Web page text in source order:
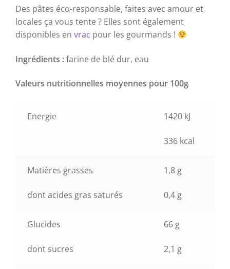
Des pâtes éco-responsable, faites avec amour et
locales ça vous tente ? Elles sont également
disponibles en vrac pour les gourmands !
Ingrédients :farine de blé dur, eau
Valeurs nutritionnelles moyennes pour 100g
Energie 1420 kJ
336 kcal
Matières grasses
dont acides gras saturés
1,8 g
0,4 g
Glucides
dont sucres
66 g
2,1 g